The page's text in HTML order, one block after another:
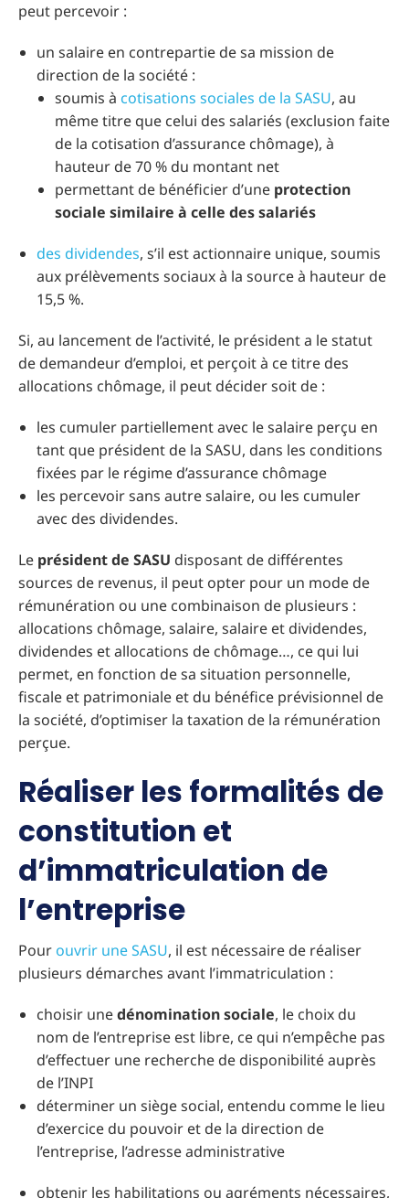
peut percevoir :
un salaire en contrepartie de sa mission de
direction de la société :
soumis à cotisations sociales de la SASU, au
même titre que celui des salariés (exclusion faite
de la cotisation d’assurance chômage), à
hauteur de 70 % du montant net
permettant de bénéficier d’une protection
sociale similaire à celle des salariés
des dividendes, s’il est actionnaire unique, soumis
aux prélèvements sociaux à la source à hauteur de
15,5 %.
Si, au lancement de l’activité, le président a le statut
de demandeur d’emploi, et perçoit à ce titre des
allocations chômage, il peut décider soit de :
les cumuler partiellement avec le salaire perçu en
tant que président de la SASU, dans les conditions
fixées par le régime d’assurance chômage
les percevoir sans autre salaire, ou les cumuler
avec des dividendes.
Le président de SASU disposant de différentes
sources de revenus, il peut opter pour un mode de
rémunération ou une combinaison de plusieurs :
allocations chômage, salaire, salaire et dividendes,
dividendes et allocations de chômage…, ce qui lui
permet, en fonction de sa situation personnelle,
fiscale et patrimoniale et du bénéfice prévisionnel de
la société, d’optimiser la taxation de la rémunération
perçue.
Réaliser les formalités de
constitution et
d’immatriculation de
l’entreprise
Pour ouvrir une SASU, il est nécessaire de réaliser
plusieurs démarches avant l’immatriculation :
choisir unedénomination sociale, le choix du
nom de l’entreprise est libre, ce qui n’empêche pas
d’effectuer une recherche de disponibilité auprès
de l’INPI
déterminer un siège social, entendu comme le lieu
d’exercice du pouvoir et de la direction de
l’entreprise, l’adresse administrative
obtenir les habilitations ou agréments nécessaires,